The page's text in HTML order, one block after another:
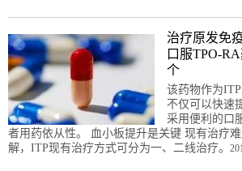
治疗原发免
口服TPO-
个
该药物作为ITP
不仅可以快速
采用便利的口
者用药依从性。 血小板提升是关键 现有治
解，ITP现有治疗方式可分为一、二线治疗。